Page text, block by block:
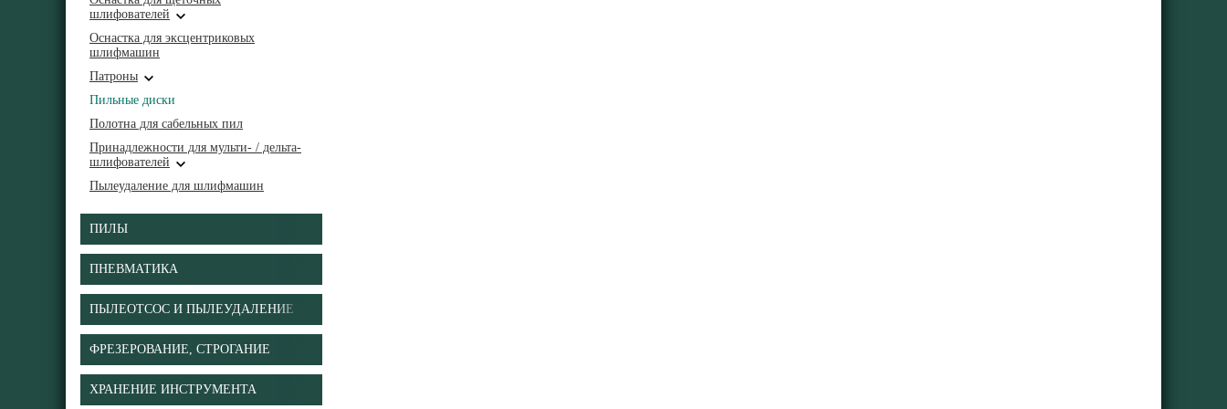
шлифователей
Оснастка для эксцентриковых
шлифмашин
Патроны
Пильные диски
Полотна для сабельных пил
Принадлежности для мульти- / дельта-
шлифователей
Пылеудаление для шлифмашин
ПИЛЫ
ПНЕВМАТИКА
ПЫЛЕОТСОС И ПЫЛЕУДАЛЕНИЕ
ФРЕЗЕРОВАНИЕ, СТРОГАНИЕ
ХРАНЕНИЕ ИНСТРУМЕНТА